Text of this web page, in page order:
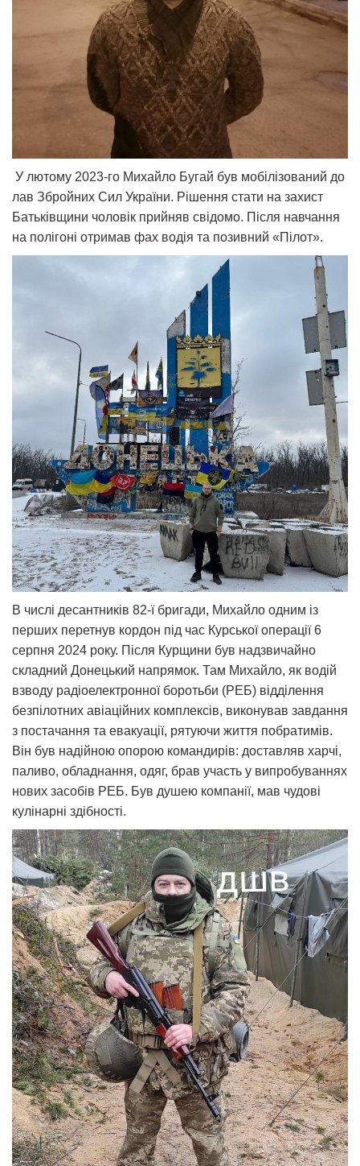
У лютому 2023-го Михайло Бугай був мобілізований до
лав Збройних Сил України. Рішення стати на захист
Батьківщини чоловік прийняв свідомо. Після навчання
на полігоні отримав фах водія та позивний «Пілот».
В числі десантників 82-ї бригади, Михайло одним із
перших перетнув кордон під час Курської операції 6
серпня 2024 року. Після Курщини був надзвичайно
складний Донецький напрямок. Там Михайло, як водій
взводу радіоелектронної боротьби (РЕБ) відділення
безпілотних авіаційних комплексів, виконував завдання
з постачання та евакуації, рятуючи життя побратимів.
Він був надійною опорою командирів: доставляв харчі,
паливо, обладнання, одяг, брав участь у випробуваннях
нових засобів РЕБ. Був душею компанії, мав чудові
кулінарні здібності.